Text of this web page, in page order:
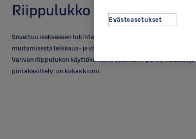
Riippulukko PL342T
Soveltuu raskaaseen lukintaan. Riippulukossa on sankaa
murtamisesta leikkaus- ja vääntötyökaluilla käytännössä
Vahvan riippulukon käyttökohteita ovat esim. portit, varastot
pintakäsittely: on kirkas kromi.
Evästeasetukset